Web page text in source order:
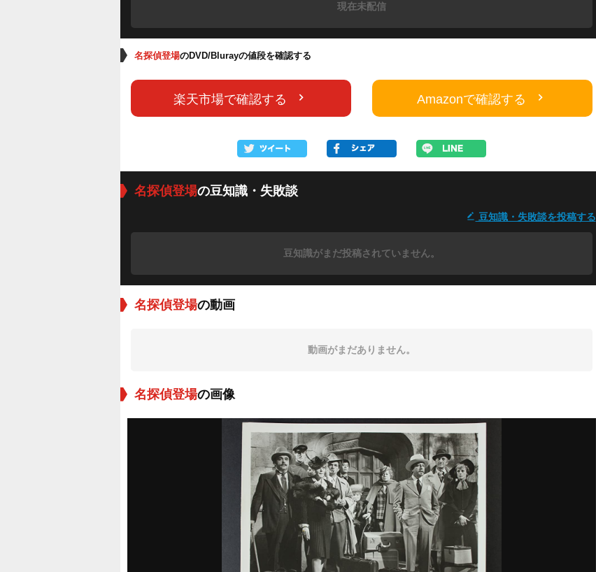
現在未配信
名探偵登場のDVD/Blurayの値段を確認する
楽天市場で確認する Amazonで確認する
名探偵登場の豆知識・失敗談
豆知識・失敗談を投稿する
豆知識がまだ投稿されていません。
名探偵登場の動画
動画がまだありません。
名探偵登場の画像